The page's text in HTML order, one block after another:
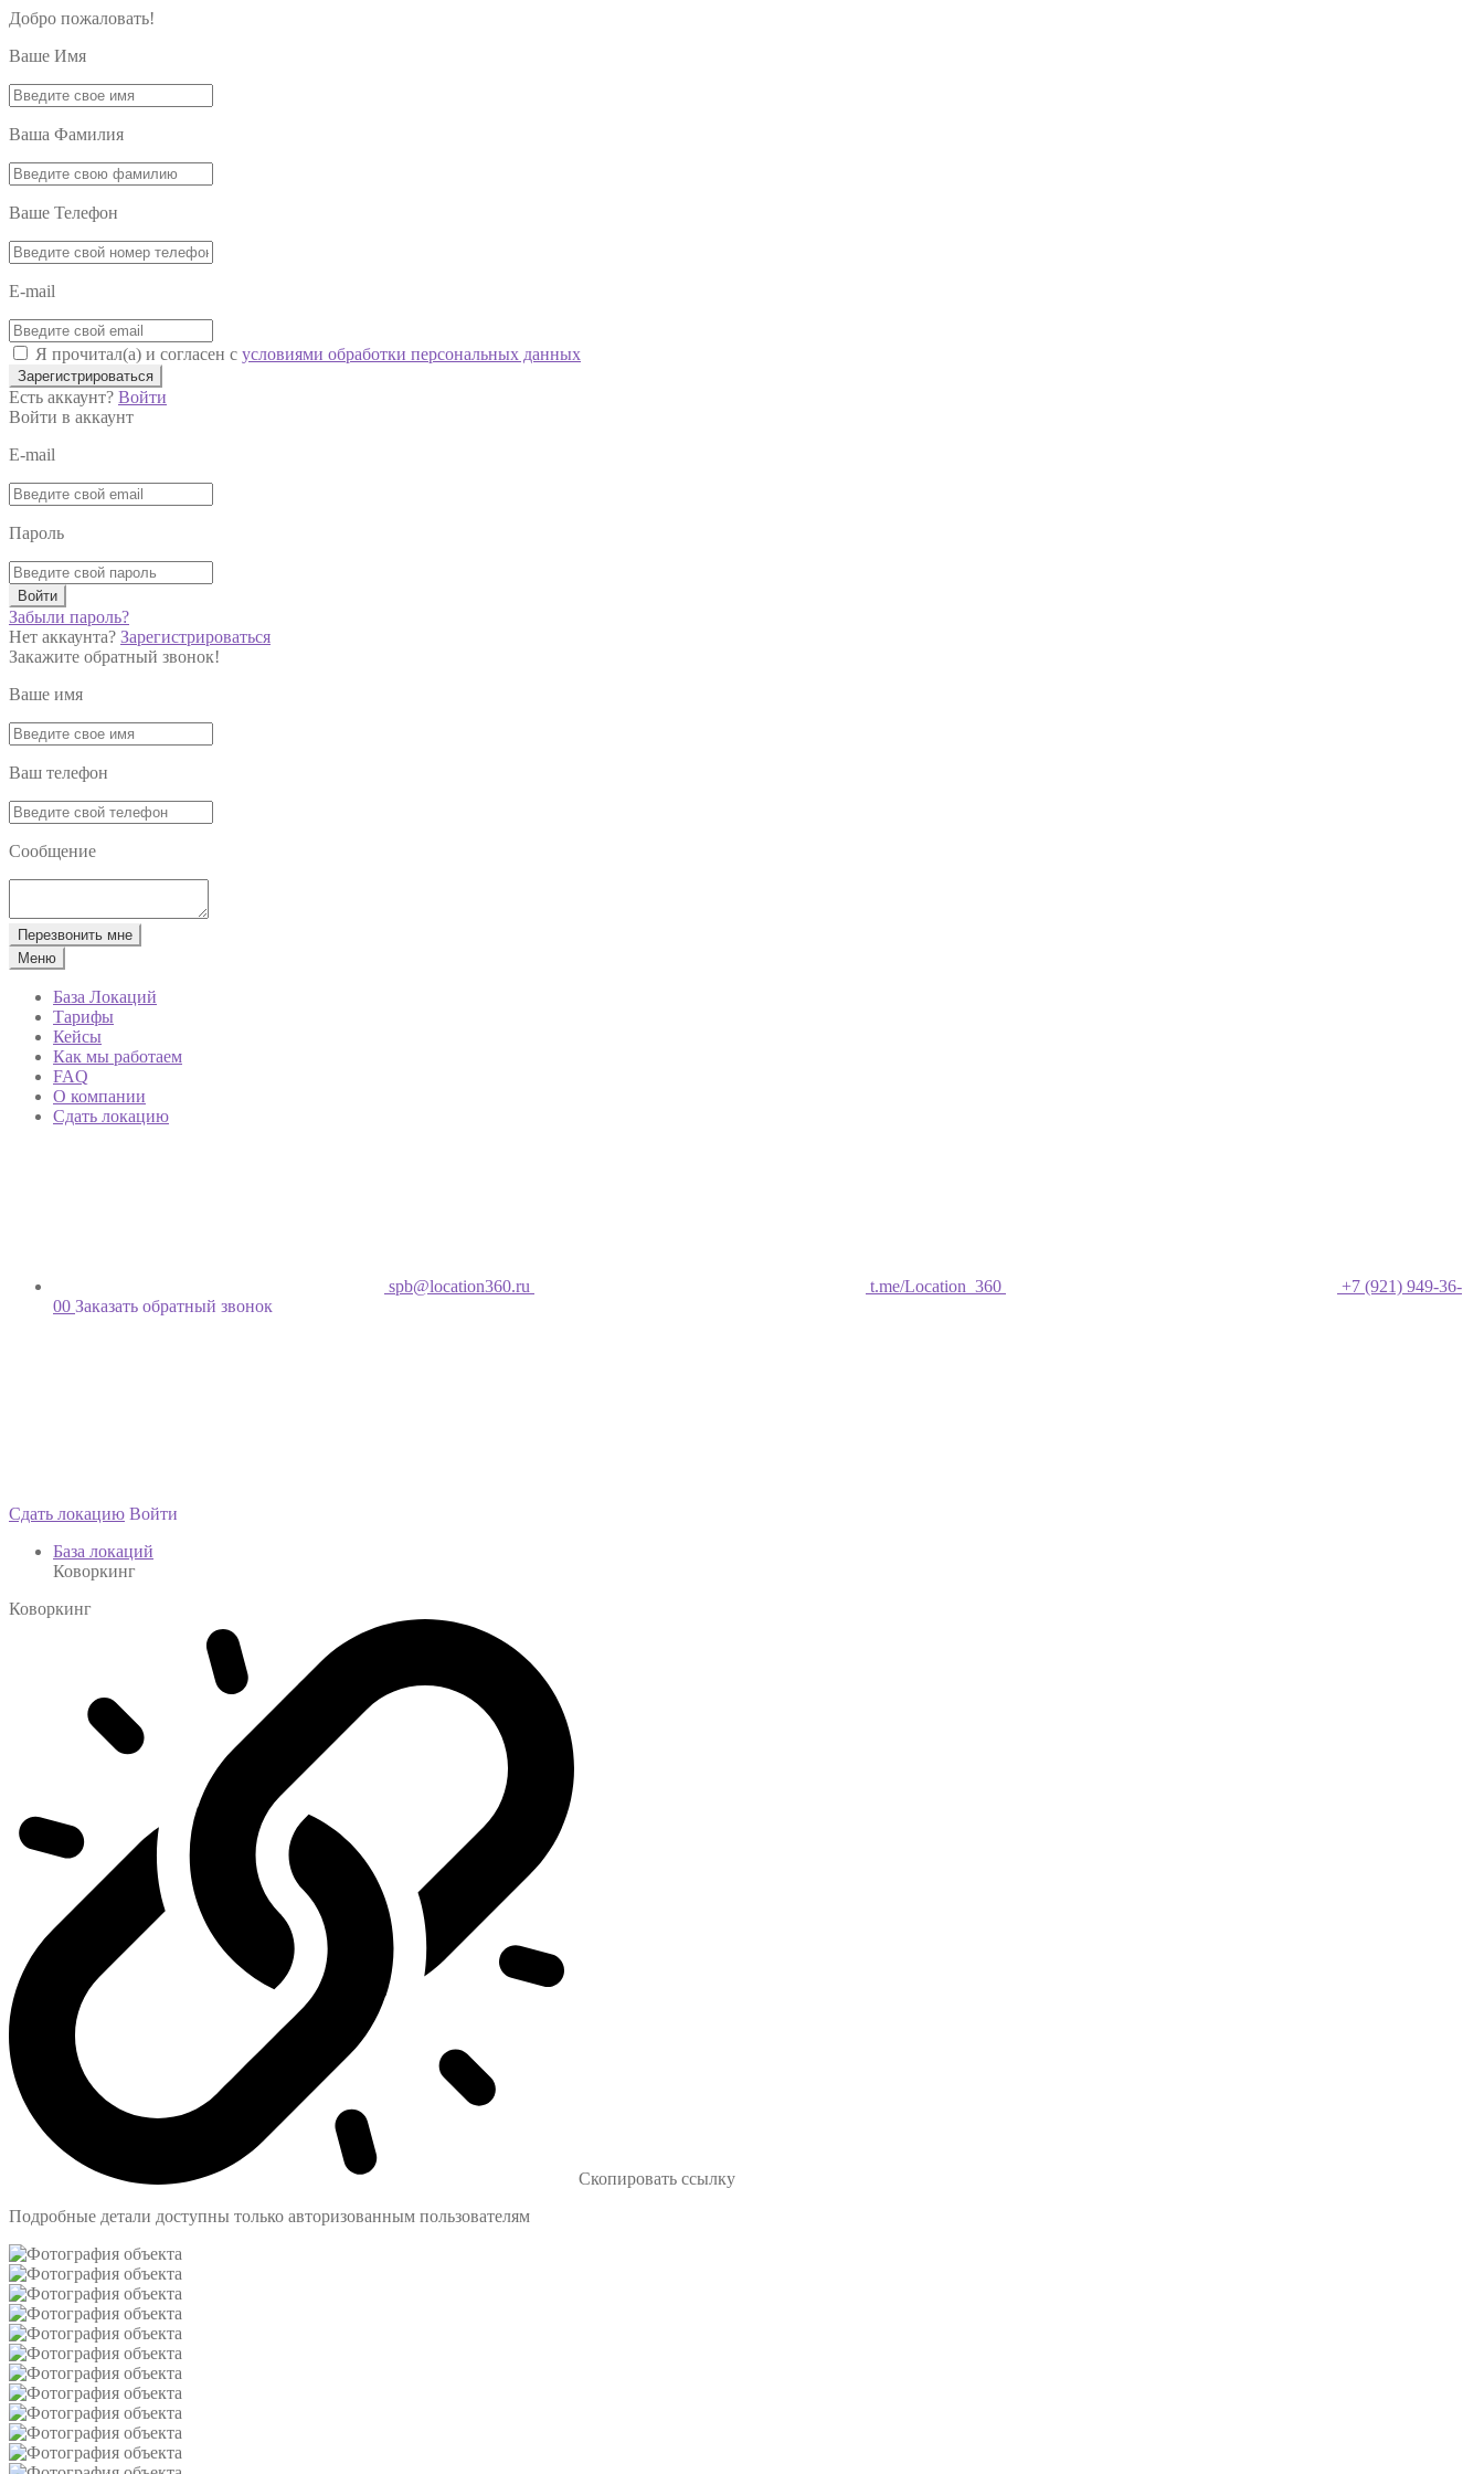
Добро пожаловать!
Ваше Имя
Ваша Фамилия
Ваше Телефон
E-mail
Я прочитал(а) и согласен с условиями обработки персональных данных
Зарегистрироваться
Есть аккаунт? Войти
Войти в аккаунт
E-mail
Пароль
Войти
Забыли пароль?
Нет аккаунта? Зарегистрироваться
Закажите обратный звонок!
Ваше имя
Ваш телефон
Сообщение
Перезвонить мне
Меню
База Локаций
Тарифы
Кейсы
Как мы работаем
FAQ
О компании
Сдать локацию
spb@location360.ru t.me/Location_360
+7 (921) 949-36-
00 Заказать обратный звонок
Сдать локацию Войти
База локаций
Коворкинг
Коворкинг
Скопировать ссылку
Подробные детали доступны только авторизованным пользователям